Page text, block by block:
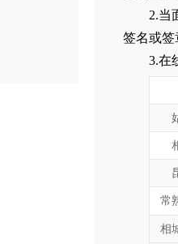
2.当
签名或签
3.在
常
相